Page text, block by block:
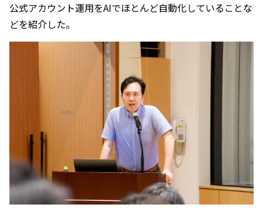
公式アカウント運用をAIでほとんど自動化していることな
どを紹介した。